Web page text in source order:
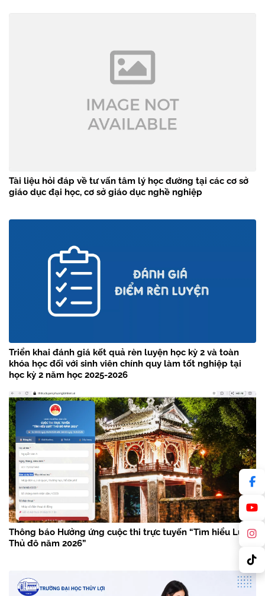
Tài liệu hỏi đáp về tư vấn tâm lý học đường tại các cơ sở
giáo dục đại học, cơ sở giáo dục nghề nghiệp
Triển khai đánh giá kết quả rèn luyện học kỳ 2 và toàn
khóa học đối với sinh viên chính quy làm tốt nghiệp tại
học kỳ 2 năm học 2025-2026
Thông báo Hưởng ứng cuộc thi trực tuyến “Tìm hiểu Luật
Thủ đô năm 2026”